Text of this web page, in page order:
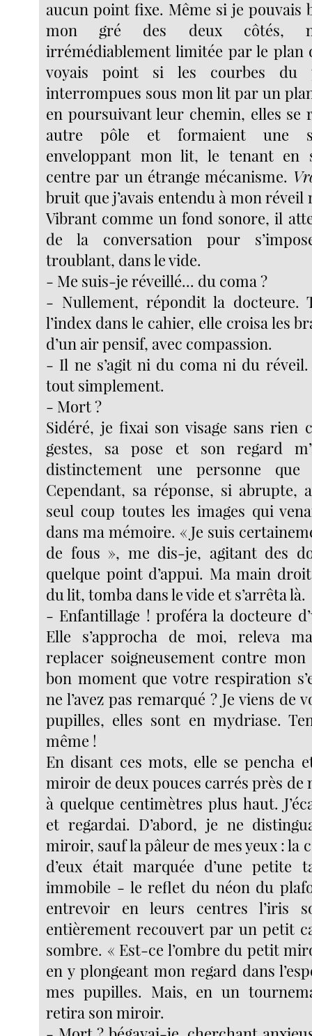
aucun point fixe. Même si je pouvais
mon gré des deux côtés,
irrémédiablement limitée par le plan
voyais point si les courbes du
interrompues sous mon lit par un
en poursuivant leur chemin, elles se
autre pôle et formaient une
enveloppant mon lit, le tenant en
centre par un étrange mécanisme.
bruit que j’avais entendu à mon réveil
Vibrant comme un fond sonore, il
de la conversation pour
troublant, dans le vide.
- Me suis-je réveillé... du coma ?
- Nullement, répondit la docteure.
l’index dans le cahier, elle croisa les
d’un air pensif, avec compassion.
- Il ne s’agit ni du coma ni du
tout simplement.
- Mort ?
Sidéré, je fixai son visage sans rien
gestes, sa pose et son regard
distinctement une personne que
Cependant, sa réponse, si abrupte,
seul coup toutes les images qui
dans ma mémoire. « Je suis
de fous », me dis-je, agitant des
quelque point d’appui. Ma main
du lit, tomba dans le vide et s’arrêta là.
- Enfantillage ! proféra la docteure
Elle s’approcha de moi, releva
replacer soigneusement contre
bon moment que votre respiration
ne l’avez pas remarqué ? Je viens de
pupilles, elles sont en mydriase.
même !
En disant ces mots, elle se pencha
miroir de deux pouces carrés près de
à quelque centimètres plus haut.
et regardai. D’abord, je ne
miroir, sauf la pâleur de mes yeux : la
d’eux était marquée d’une petite
immobile - le reflet du néon du
entrevoir en leurs centres l’iris
entièrement recouvert par un petit
sombre. « Est-ce l’ombre du petit
en y plongeant mon regard dans
mes pupilles. Mais, en un
retira son miroir.